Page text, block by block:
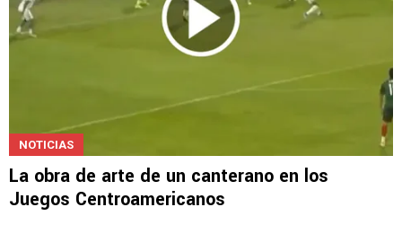
NOTICIAS
La obra de arte de un canterano en los
Juegos Centroamericanos